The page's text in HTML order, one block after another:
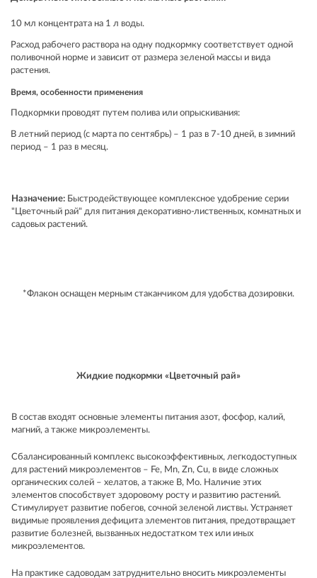
10 мл концентрата на 1 л воды.
Расход рабочего раствора на одну подкормку соответствует одной
поливочной норме и зависит от размера зеленой массы и вида
растения.
Время, особенности применения
Подкормки проводят путем полива или опрыскивания:
В летний период (с марта по сентябрь) – 1 раз в 7-10 дней, в зимний
период – 1 раз в месяц.
Назначение: Быстродействующее комплексное удобрение серии
"Цветочный рай" для питания декоративно-лиственных, комнатных и
садовых растений.
*Флакон оснащен мерным стаканчиком для удобства дозировки.
Жидкие подкормки «Цветочный рай»
В состав входят основные элементы питания азот, фосфор, калий,
магний, а также микроэлементы.
Сбалансированный комплекс высокоэффективных, легкодоступных
для растений микроэлементов – Fe, Mn, Zn, Cu, в виде сложных
органических солей – хелатов, а также B, Mo. Наличие этих
элементов способствует здоровому росту и развитию растений.
Стимулирует развитие побегов, сочной зеленой листвы. Устраняет
видимые проявления дефицита элементов питания, предотвращает
развитие болезней, вызванных недостатком тех или иных
микроэлементов.
На практике садоводам затруднительно вносить микроэлементы